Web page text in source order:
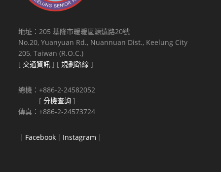
地址：205 基隆市暖暖區源遠路20號
No.20, Yuanyuan Rd., Nuannuan Dist., Keelung City
205, Taiwan (R.O.C.)
[ 交通資訊 ] [規劃路線 ]
總機：+886-2-24582052
[分機查詢 ]
傳真：+886-2-24573724
｜ Facebook ｜ Instagram ｜